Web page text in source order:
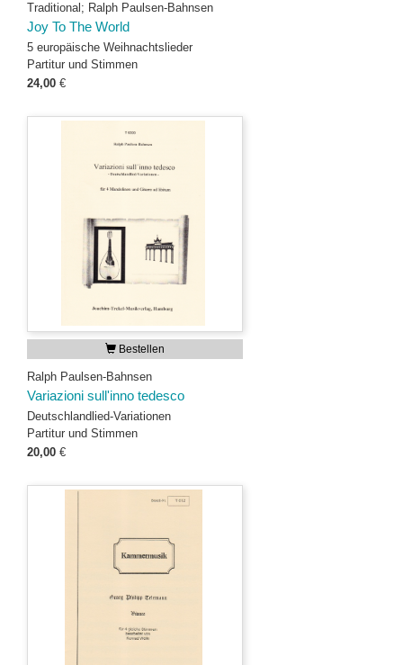
Traditional; Ralph Paulsen-Bahnsen
Joy To The World
5 europäische Weihnachtslieder
Partitur und Stimmen
24,00 €
Bestellen
Ralph Paulsen-Bahnsen
Variazioni sull'inno tedesco
Deutschlandlied-Variationen
Partitur und Stimmen
20,00 €